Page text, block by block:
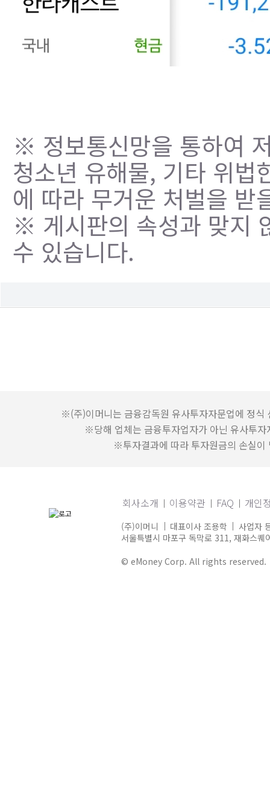
※ 정보통신망을 통하여
청소년 유해물, 기타 위법
에 따라 무거운 처벌을 받
※ 게시판의 속성과 맞지
수 있습니다.
※(주)이머니는 금융감독원 유사투자자문업에 정식
※당해 업체는 금융투자업자가 아닌 유사투
※투자결과에 따라 투자원금의 손실이
회사소개 이용약관 FAQ 개인
(주)이머니 대표이사 조용학
사업자
서울특별시 마포구 독막로 311, 재화스
© eMoney Corp. All rights reserved.